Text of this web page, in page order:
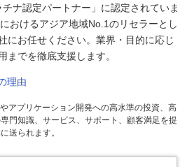
ナ認定パートナー」に認定されていま
おけるアジア地域No.1のリセラーとし
にお任せください。業界・目的に応じ
までを徹底支援します。
理由
アプリケーション開発への高水準の投資、高
門知識、サービス、サポート、顧客満足を提
送られます。